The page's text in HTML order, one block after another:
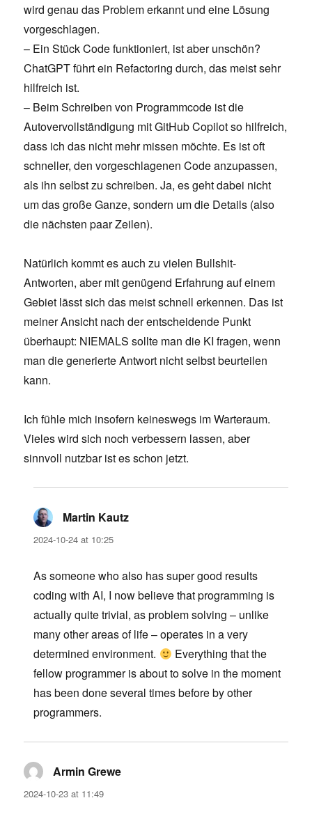
wird genau das Problem erkannt und eine Lösung
vorgeschlagen.
– Ein Stück Code funktioniert, ist aber unschön?
ChatGPT führt ein Refactoring durch, das meist sehr
hilfreich ist.
– Beim Schreiben von Programmcode ist die
Autovervollständigung mit GitHub Copilot so hilfreich,
dass ich das nicht mehr missen möchte. Es ist oft
schneller, den vorgeschlagenen Code anzupassen,
als ihn selbst zu schreiben. Ja, es geht dabei nicht
um das große Ganze, sondern um die Details (also
die nächsten paar Zeilen).
Natürlich kommt es auch zu vielen Bullshit-
Antworten, aber mit genügend Erfahrung auf einem
Gebiet lässt sich das meist schnell erkennen. Das ist
meiner Ansicht nach der entscheidende Punkt
überhaupt: NIEMALS sollte man die KI fragen, wenn
man die generierte Antwort nicht selbst beurteilen
kann.
Ich fühle mich insofern keineswegs im Warteraum.
Vieles wird sich noch verbessern lassen, aber
sinnvoll nutzbar ist es schon jetzt.
Martin Kautz
2024-10-24 at 10:25
As someone who also has super good results
coding with AI, I now believe that programming is
actually quite trivial, as problem solving – unlike
many other areas of life – operates in a very
determined environment.
Everything that the
fellow programmer is about to solve in the moment
has been done several times before by other
programmers.
Armin Grewe
2024-10-23 at 11:49